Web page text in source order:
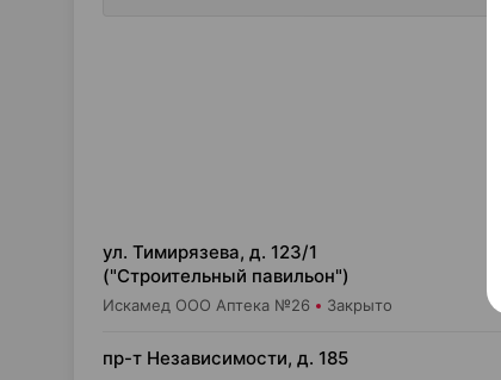
ул. Тимирязева, д. 123/1
("Строительный павильон")
Искамед ООО Аптека №26 Закрыто
пр-т Независимости, д. 185